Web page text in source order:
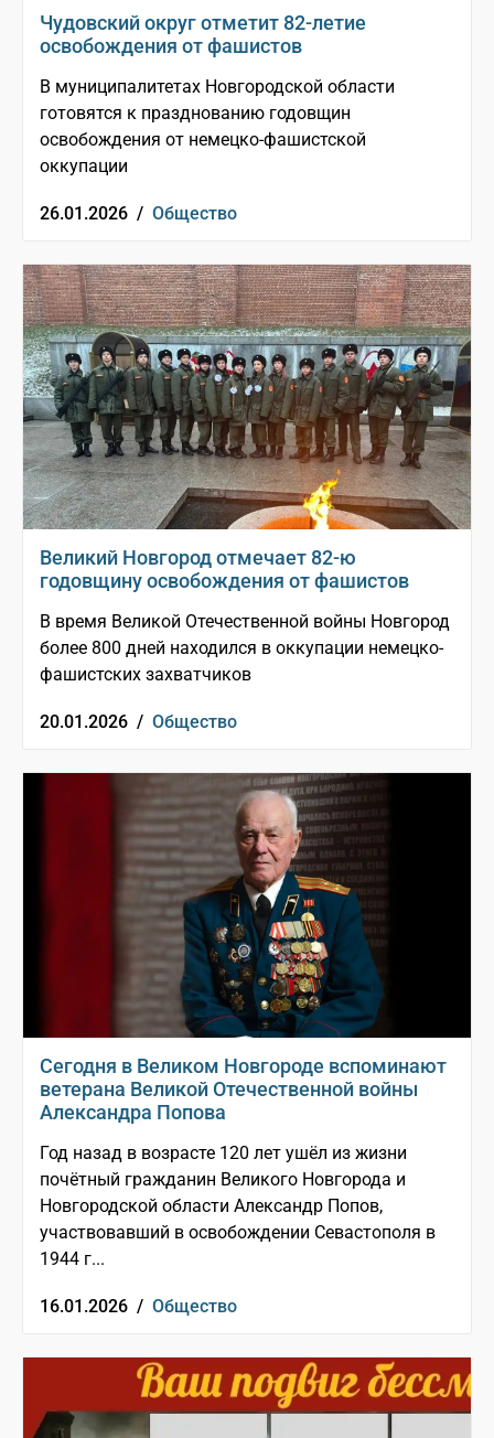
Чудовский округ отметит 82-летие
освобождения от фашистов
В муниципалитетах Новгородской области
готовятся к празднованию годовщин
освобождения от немецко-фашистской
оккупации
26.01.2026 / Общество
Великий Новгород отмечает 82-ю
годовщину освобождения от фашистов
В время Великой Отечественной войны Новгород
более 800 дней находился в оккупации немецко-
фашистских захватчиков
20.01.2026 / Общество
Сегодня в Великом Новгороде вспоминают
ветерана Великой Отечественной войны
Александра Попова
Год назад в возрасте 120 лет ушёл из жизни
почётный гражданин Великого Новгорода и
Новгородской области Александр Попов,
участвовавший в освобождении Севастополя в
1944 г...
16.01.2026 / Общество